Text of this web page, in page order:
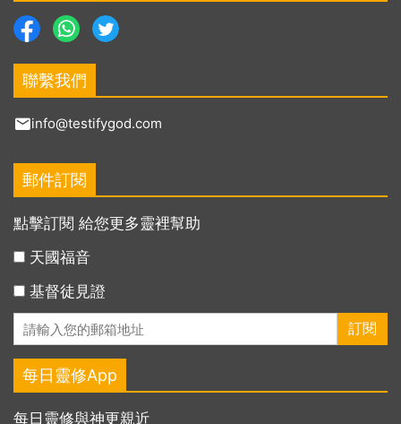
聯繫我們
info@testifygod.com
郵件訂閱
點擊訂閱 給您更多靈裡幫助
天國福音
基督徒見證
每日靈修App
每日靈修與神更親近